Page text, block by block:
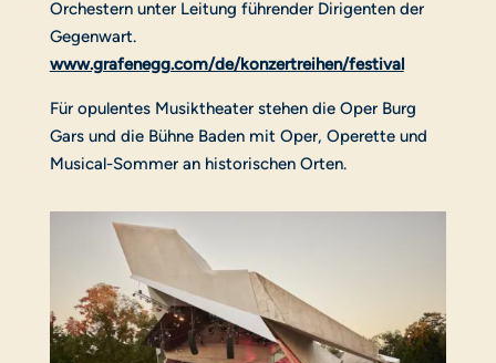
Orchestern unter Leitung führender Dirigenten der
Gegenwart.
www.grafenegg.com/de/konzertreihen/festival
Für opulentes Musiktheater stehen die Oper Burg
Gars und die Bühne Baden mit Oper, Operette und
Musical-Sommer an historischen Orten.